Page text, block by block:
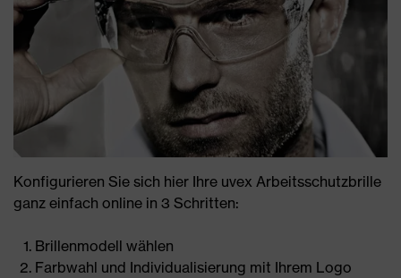
Konfigurieren Sie sich hier Ihre uvex Arbeitsschutzbrille
ganz einfach online in 3 Schritten:
Brillenmodell wählen
Farbwahl und Individualisierung mit Ihrem Logo